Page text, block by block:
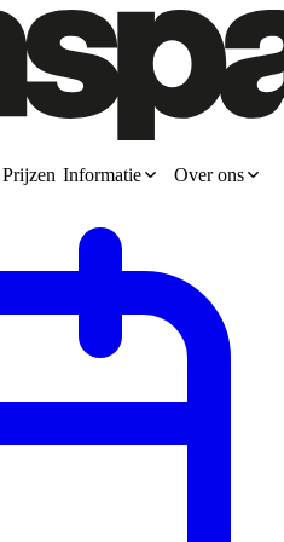
Prijzen Informatie Over ons